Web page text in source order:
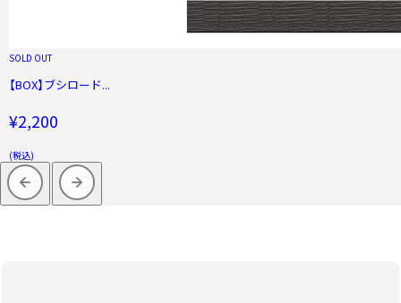
SOLD OUT
【BOX】ブシロード...
¥2,200
(税込)